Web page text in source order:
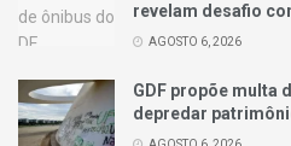
revelam desafio
AGOSTO 6, 2026
GDF propõe multa
depredar